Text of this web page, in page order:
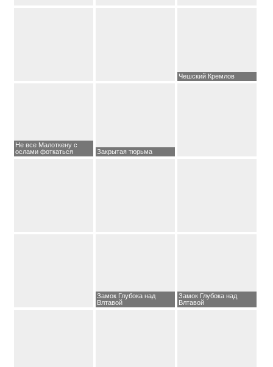
Чешский Кремлов
Не все Малоткену с
ослами фоткаться
Закрытая тюрьма
Замок Глубока над
Влтавой
Замок Глубока над
Влтавой